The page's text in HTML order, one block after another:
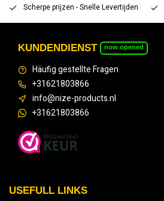
Scherpe prijzen - Snelle Levertijden
KUNDENDIENST now opened
Häufig gestellte Fragen
+31621803866
info@nize-products.nl
+31621803866
USEFULL LINKS